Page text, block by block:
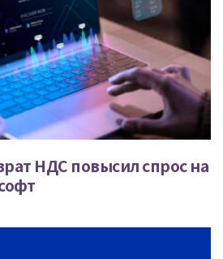
НДС повысил спрос на